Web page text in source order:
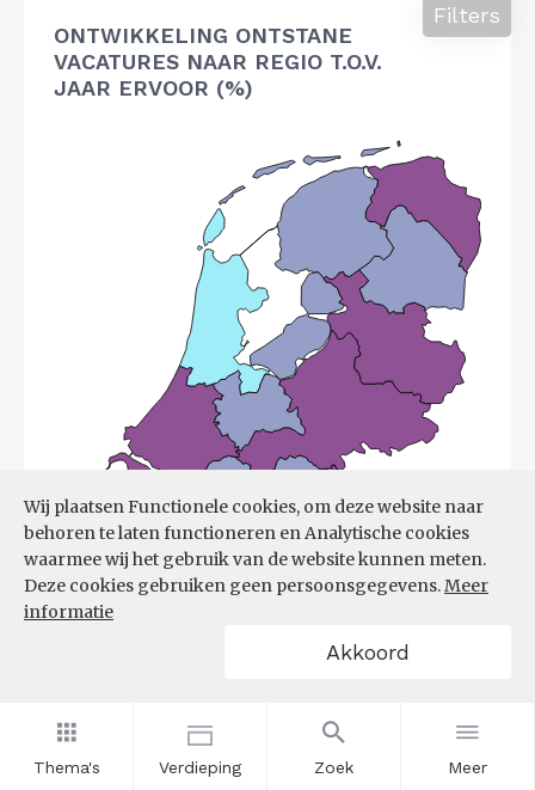
Thema's Verdieping Zoek Meer
Wij plaatsen Functionele cookies, om deze website naar
behoren te laten functioneren en Analytische cookies
waarmee wij het gebruik van de website kunnen meten.
Deze cookies gebruiken geen persoonsgegevens.Meer
informatie
Akkoord
ONTWIKKELING ONTSTANE
VACATURES NAAR REGIO T.O.V.
JAAR ERVOOR (%)
Filters
Bron:
Filters